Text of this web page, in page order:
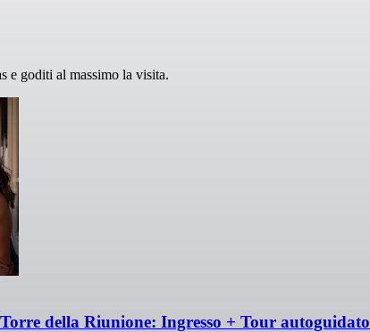
e goditi al massimo la visita.
della Riunione: Ingresso + Tour autoguidato